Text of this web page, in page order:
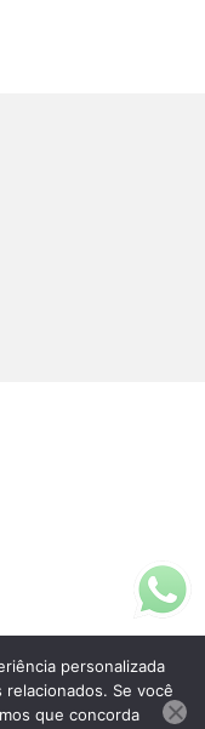
personalizada
Se você
que concorda